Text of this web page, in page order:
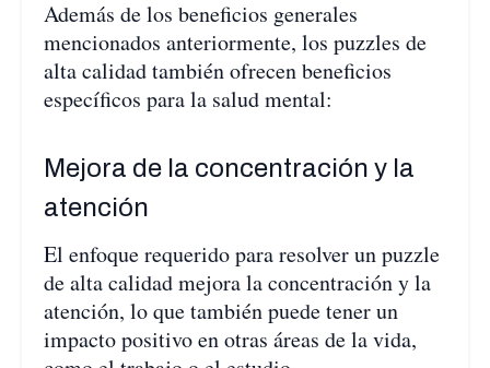
Además de los beneficios generales
mencionados anteriormente, los puzzles de
alta calidad también ofrecen beneficios
específicos para la salud mental:
Mejora de la concentración y la
atención
El enfoque requerido para resolver un puzzle
de alta calidad mejora la concentración y la
atención, lo que también puede tener un
impacto positivo en otras áreas de la vida,